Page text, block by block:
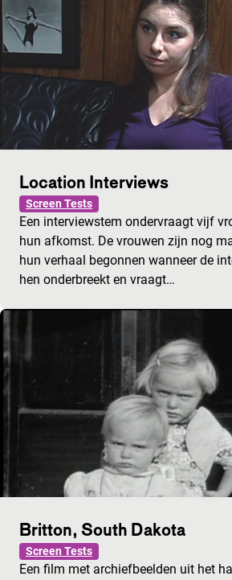
Location Interviews
Screen Tests
Een interviewstem ondervraagt vijf
hun afkomst. De vrouwen zijn nog
hun verhaal begonnen wanneer de
hen onderbreekt en vraagt…
Britton, South Dakota
Screen Tests
Een film met archiefbeelden uit het